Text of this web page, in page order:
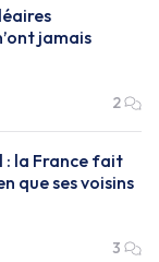
jamais
2
: la France fait
que ses voisins
3